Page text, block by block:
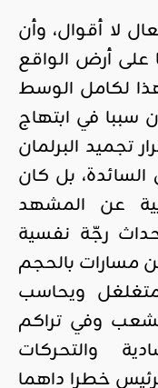
لا أقوال، وأن
أرض الواقع
لكامل الوسط
وكان سببا في ابتهاج
تجميد البرلمان
السائدة، بل كان
عن المشهد
رجّة نفسية
مسارات بالحجم
ويحاسب
وفي تراكم
والتحركات
خطرا داهما